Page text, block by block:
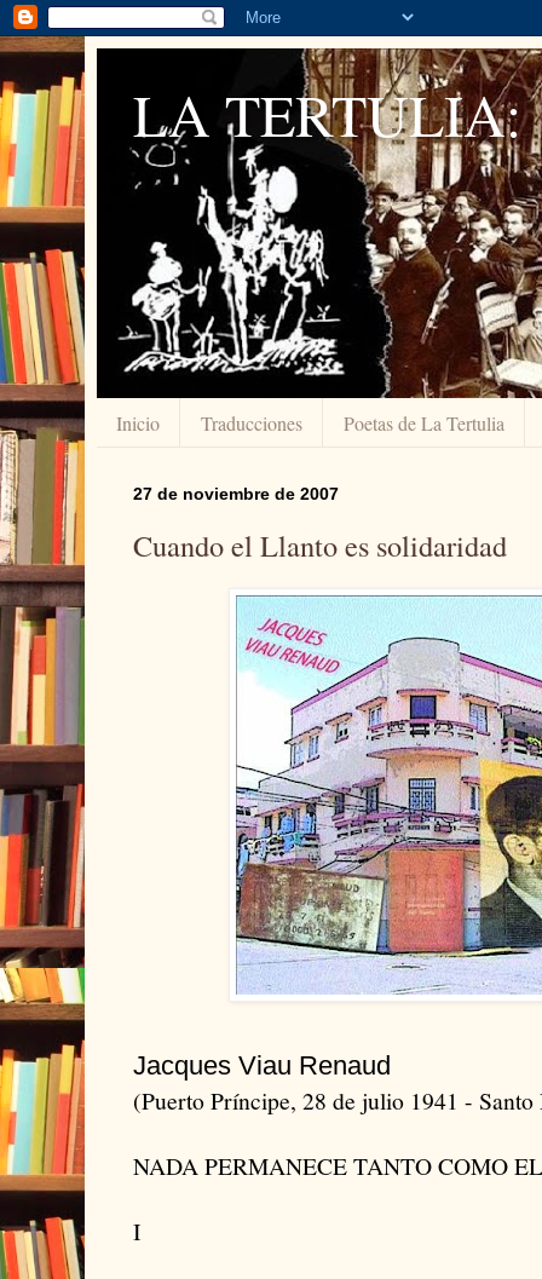
LA TERTULIA:
Inicio Traducciones Poetas de La Tertulia
27 de noviembre de 2007
Cuando el Llanto es solidaridad
Jacques Viau Renaud
(Puerto Príncipe, 28 de julio 1941 -
NADA PERMANECE TANTO COMO
I